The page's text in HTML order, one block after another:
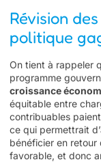
Révision
politique
On tient à rappeler
programme
croissance
équitable entre
contribuables
ce qui permettrait
bénéficier en retour
favorable, et donc